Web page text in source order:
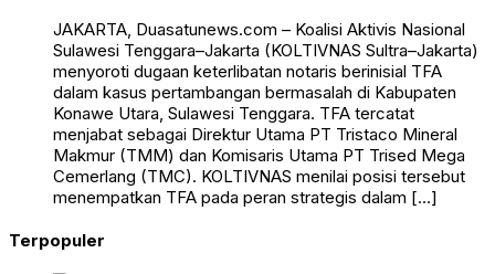
JAKARTA, Duasatunews.com – Koalisi Aktivis Nasional
Sulawesi Tenggara–Jakarta (KOLTIVNAS Sultra–Jakarta)
menyoroti dugaan keterlibatan notaris berinisial TFA
dalam kasus pertambangan bermasalah di Kabupaten
Konawe Utara, Sulawesi Tenggara. TFA tercatat
menjabat sebagai Direktur Utama PT Tristaco Mineral
Makmur (TMM) dan Komisaris Utama PT Trised Mega
Cemerlang (TMC). KOLTIVNAS menilai posisi tersebut
menempatkan TFA pada peran strategis dalam […]
Terpopuler